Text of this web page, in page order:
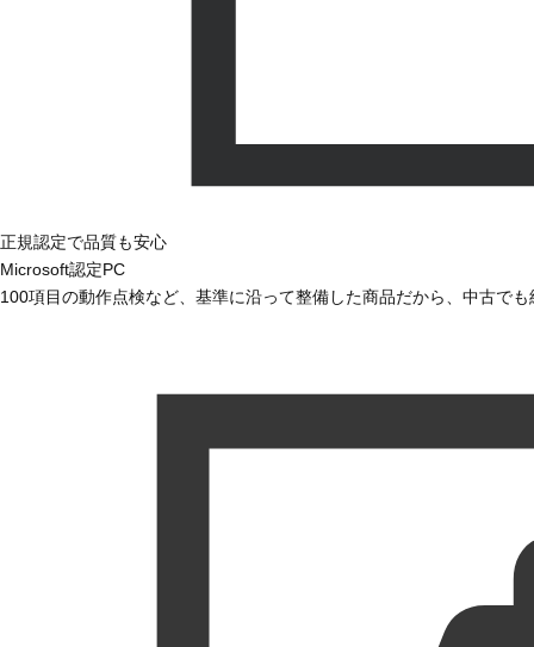
正規認定で品質も安心
Microsoft認定PC
100項目の動作点検など、基準に沿って整備した商品だから、中古で